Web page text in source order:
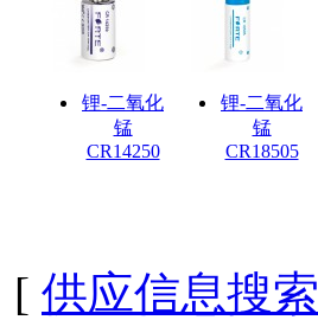
锂-二氧化
锰
CR14250
锂-二氧化
锰
CR18505
[ 供应信息搜索